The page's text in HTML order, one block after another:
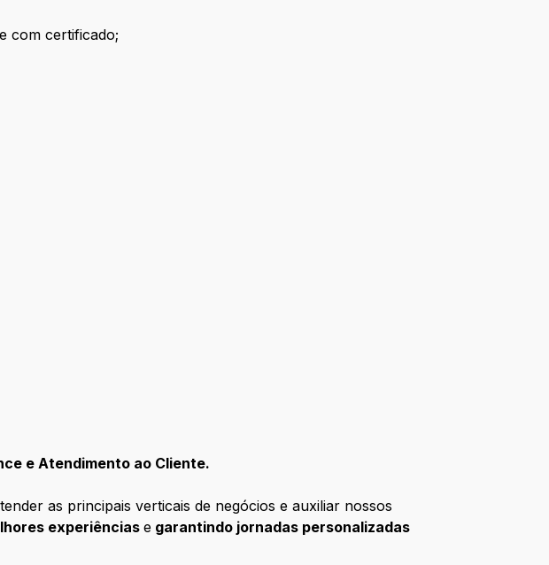
com certificado;
e Atendimento ao Cliente.
as principais verticais de negócios e auxiliar nossos
experiênciase garantindo jornadas personalizadas